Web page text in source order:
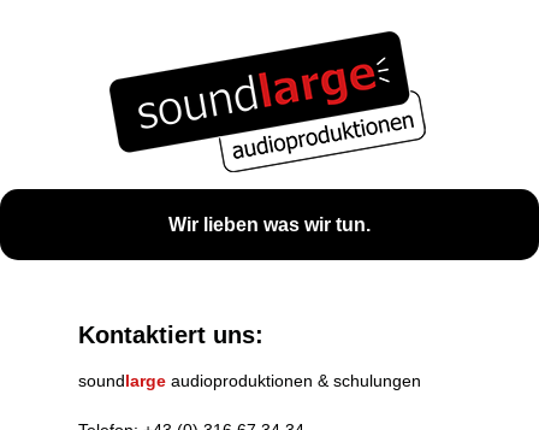
Wir lieben was wir tun.
Kontaktiert uns:
soundlarge audioproduktionen & schulungen